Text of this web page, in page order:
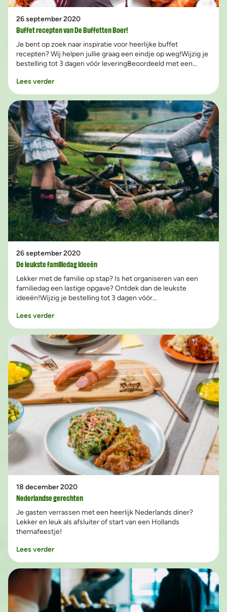
26 september 2020
Buffet recepten van De Buffetten Boer!
Je bent op zoek naar inspiratie voor heerlijke buffet
recepten? Wij helpen jullie graag een eindje op weg!Wijzig je
bestelling tot 3 dagen vóór leveringBeoordeeld met een
Lees verder
26 september 2020
De leukste familiedag ideeën
Lekker met de familie op stap? Is het organiseren van een
familiedag een lastige opgave? Ontdek dan de leukste
ideeën!Wijzig je bestelling tot 3 dagen vóór
halen alles weer op, gratis
Lees verder
18 december 2020
Nederlandse gerechten
Je gasten verrassen met een heerlijk Nederlands diner?
Lekker en leuk als afsluiter of start van een Hollands
themafeestje!
Lees verder